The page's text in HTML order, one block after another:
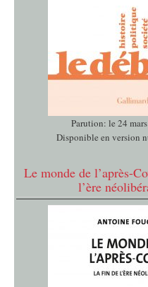
Parution: le 24
Disponible en version
Le monde de l’après-
l’ère